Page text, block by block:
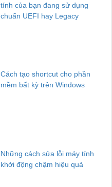
tính của bạn đang sử dụng
chuẩn UEFI hay Legacy
Cách tạo shortcut cho phần
mềm bất kỳ trên Windows
Những cách sửa lỗi máy tính
khởi động chậm hiệu quả